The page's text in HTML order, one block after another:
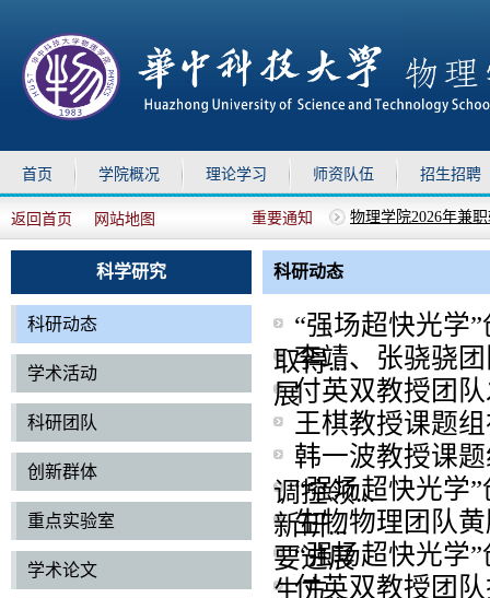
首页 学院概况 理论学习 师资队伍 招生招聘
返回首页 网站地图 重要通知
关于召开全院教职
关于召开全院教职
物理学院2026年兼
上移 下移
科学研究
科研动态
学术活动
科研团队
创新群体
重点实验室
学术论文
科研动态
“强场超快光学
取得...
李靖、张骁骁
展付英双教授团
王棋教授课题
韩一波教授课
调控领...
“强场超快光学
新研...
生物物理团队
要进展
“强场超快光学
付英双教授团